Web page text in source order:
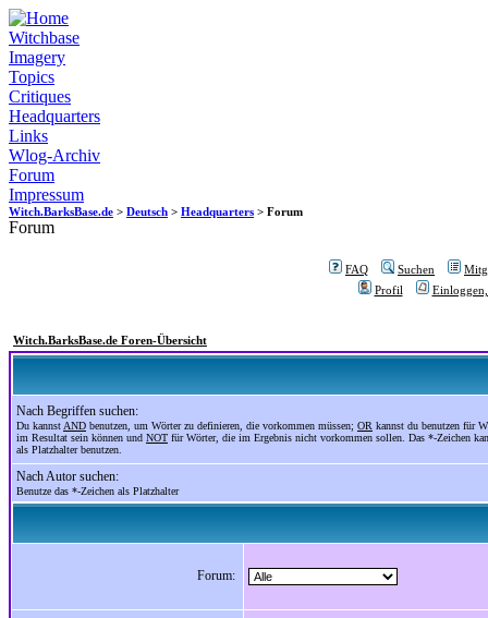
Witchbase
Imagery
Topics
Critiques
Headquarters
Links
Wlog-Archiv
Forum
Impressum
Witch.BarksBase.de > Deutsch > Headquarters > Forum
Forum
FAQ Suchen
Profil
Witch.BarksBase.de Foren-Übersicht
Nach Begriffen suchen:
Du kannst AND benutzen, um Wörter zu definieren, die vorkommen müssen; OR kannst du benutzen für
im Resultat sein können und NOT für Wörter, die im Ergebnis nicht vorkommen sollen. Das *-Zeichen
als Platzhalter benutzen.
Nach Autor suchen:
Benutze das *-Zeichen als Platzhalter
Forum: